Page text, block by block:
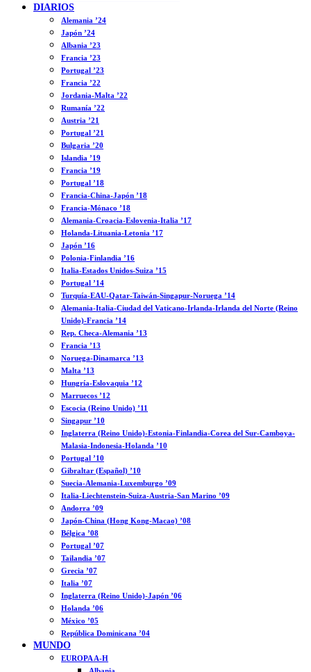
DIARIOS
Alemania ’24
Japón ’24
Albania ’23
Francia ’23
Portugal ’23
Francia ’22
Jordania-Malta ’22
Rumanía ’22
Austria ’21
Portugal ’21
Bulgaria ’20
Islandia ’19
Francia ’19
Portugal ’18
Francia-China-Japón ’18
Francia-Mónaco ’18
Alemania-Croacia-Eslovenia-Italia ’17
Holanda-Lituania-Letonia ’17
Japón ’16
Polonia-Finlandia ’16
Italia-Estados Unidos-Suiza ’15
Portugal ’14
Turquía-EAU-Qatar-Taiwán-Singapur-Noruega ’14
Alemania-Italia-Ciudad del Vaticano-Irlanda-Irlanda del Norte (Reino
Unido)-Francia ’14
Rep. Checa-Alemania ’13
Francia ’13
Noruega-Dinamarca ’13
Malta ’13
Hungría-Eslovaquia ’12
Marruecos ’12
Escocia (Reino Unido) ’11
Singapur ’10
Inglaterra (Reino Unido)-Estonia-Finlandia-Corea del Sur-Camboya-
Malasia-Indonesia-Holanda ’10
Portugal ’10
Gibraltar (Español) ’10
Suecia-Alemania-Luxemburgo ’09
Italia-Liechtenstein-Suiza-Austria-San Marino ’09
Andorra ’09
Japón-China (Hong Kong-Macao) ’08
Bélgica ’08
Portugal ’07
Tailandia ’07
Grecia ’07
Italia ’07
Inglaterra (Reino Unido)-Japón ’06
Holanda ’06
México ’05
República Dominicana ’04
MUNDO
EUROPA A-H